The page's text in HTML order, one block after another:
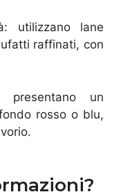
utilizzano lane
raffinati, con
presentano un
rosso o blu,